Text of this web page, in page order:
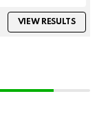
VIEW RESULTS